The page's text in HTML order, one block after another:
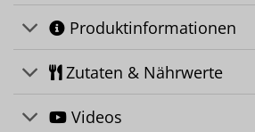
Produktinformationen
Zutaten & Nährwerte
Videos